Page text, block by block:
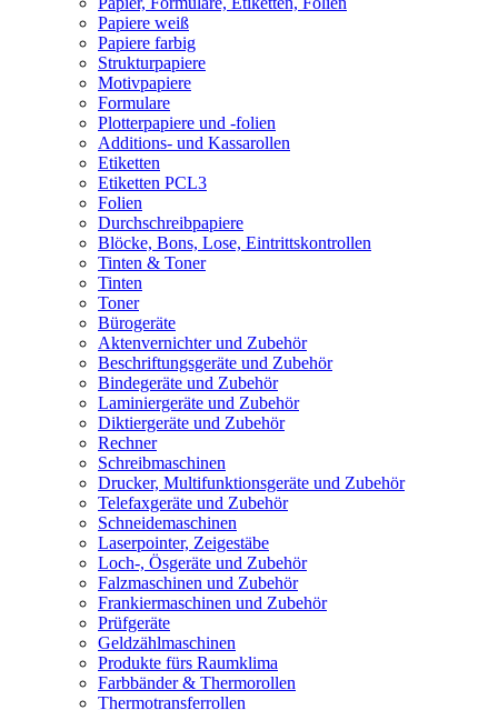
Papiere weiß
Papiere farbig
Strukturpapiere
Motivpapiere
Formulare
Plotterpapiere und -folien
Additions- und Kassarollen
Etiketten
Etiketten PCL3
Folien
Durchschreibpapiere
Blöcke, Bons, Lose, Eintrittskontrollen
Tinten & Toner
Tinten
Toner
Bürogeräte
Aktenvernichter und Zubehör
Beschriftungsgeräte und Zubehör
Bindegeräte und Zubehör
Laminiergeräte und Zubehör
Diktiergeräte und Zubehör
Rechner
Schreibmaschinen
Drucker, Multifunktionsgeräte und Zubehör
Telefaxgeräte und Zubehör
Schneidemaschinen
Laserpointer, Zeigestäbe
Loch-, Ösgeräte und Zubehör
Falzmaschinen und Zubehör
Frankiermaschinen und Zubehör
Prüfgeräte
Geldzählmaschinen
Produkte fürs Raumklima
Farbbänder & Thermorollen
Thermotransferrollen